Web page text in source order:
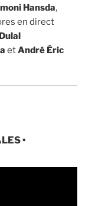
Hansda,
en direct
Dulal
etAndré Éric
•